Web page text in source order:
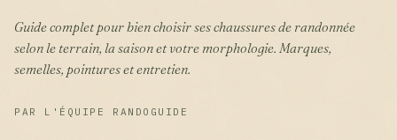
Guide complet pour bien choisir ses chaussures de randonnée
selon le terrain, la saison et votre morphologie. Marques,
semelles, pointures et entretien.
PAR L'ÉQUIPE RANDOGUIDE